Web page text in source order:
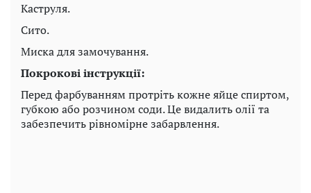
Каструля.
Сито.
Миска для замочування.
Покрокові інструкції:
Перед фарбуванням протріть кожне яйце спиртом,
губкою або розчином соди. Це видалить олії та
забезпечить рівномірне забарвлення.